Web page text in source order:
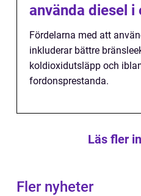
använda diesel i
Fördelarna med att
inkluderar bättre
koldioxidutsläpp och
fordonsprestanda.
Läs fler
Fler nyheter